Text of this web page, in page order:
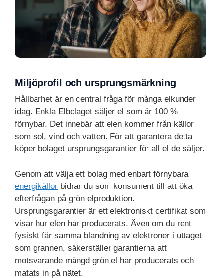
Miljöprofil och ursprungsmärkning
Hållbarhet är en central fråga för många elkunder
idag. Enkla Elbolaget säljer el som är 100 %
förnybar. Det innebär att elen kommer från källor
som sol, vind och vatten. För att garantera detta
köper bolaget ursprungsgarantier för all el de säljer.
Genom att välja ett bolag med enbart förnybara
energikällor bidrar du som konsument till att öka
efterfrågan på grön elproduktion.
Ursprungsgarantier är ett elektroniskt certifikat som
visar hur elen har producerats. Även om du rent
fysiskt får samma blandning av elektroner i uttaget
som grannen, säkerställer garantierna att
motsvarande mängd grön el har producerats och
matats in på nätet.